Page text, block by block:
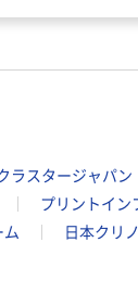
ラスタージャパン
プリントイン
ム 日本クリ
着・再生紙
50mm×50mm
パステルカラ
￥279~ （税込）
プライス